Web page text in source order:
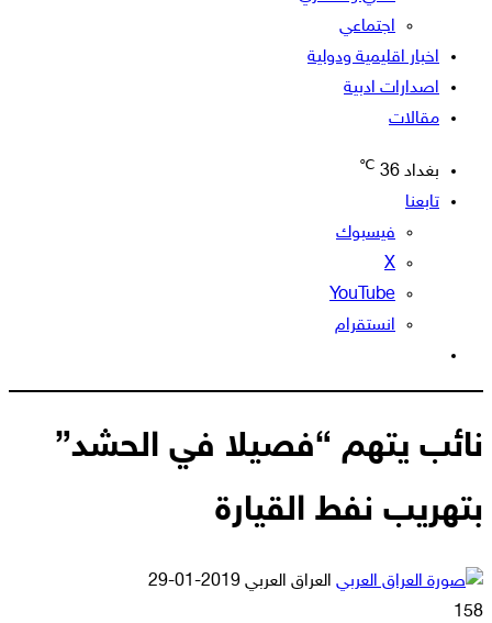
اجتماعي
اخبار اقليمية ودولية
اصدارات ادبية
مقالات
بغداد 36
℃
تابعنا
فيسبوك
‫X
‫YouTube
انستقرام
المظلم
نائب يتهم “فصيلا في الحشد”
بتهريب نفط القيارة
العراق العربي أرسل
2019-01-29
158